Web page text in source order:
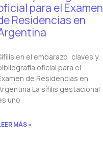
para el Examen
Residencias en
en el embarazo: claves y
oficial para el
de Residencias en
La sífilis gestacional
uno
MÁS »